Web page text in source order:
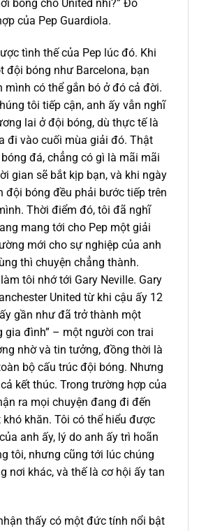
bóng cho United nhỉ?” Đó
của Pep Guardiola.
tình thế của Pep lúc đó. Khi
đội bóng như Barcelona, bạn
mình có thể gắn bó ở đó cả đời.
tôi tiếp cận, anh ấy vẫn nghĩ
lai ở đội bóng, dù thực tế là
đi vào cuối mùa giải đó. Thật
đá, chẳng có gì là mãi mãi
gian sẽ bắt kịp bạn, và khi ngày
đội bóng đều phải bước tiếp trên
Thời điểm đó, tôi đã nghĩ
mang tới cho Pep một giải
mới cho sự nghiệp của anh
thì chuyện chẳng thành.
tôi nhớ tới Gary Neville. Gary
United từ khi cậu ấy 12
gần như đã trở thành một
gia đình” – một người con trai
nhờ và tin tưởng, đồng thời là
bộ cấu trúc đội bóng. Nhưng
kết thúc. Trong trường hợp của
ra mọi chuyện đang đi đến
khăn. Tôi có thể hiểu được
anh ấy, lý do anh ấy trì hoãn
tôi, nhưng cũng tới lúc chúng
nơi khác, và thế là cơ hội ấy tan
thấy có một đức tính nổi bật